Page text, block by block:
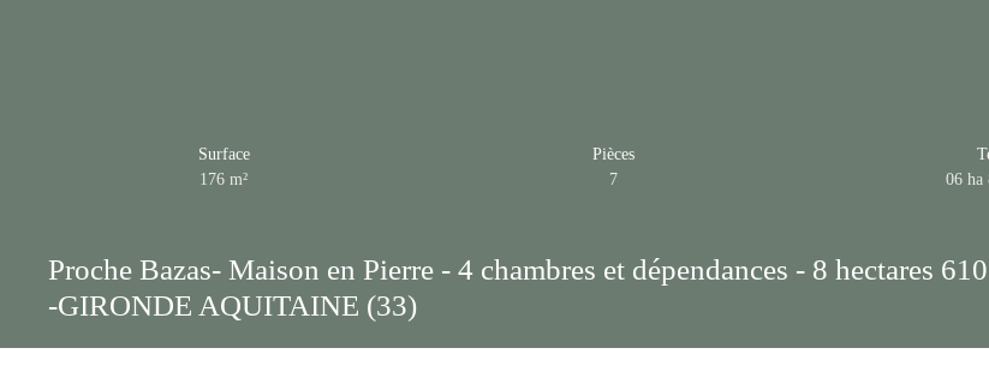
Surface
176m²
Pièces
7
06 ha
Proche Bazas- Maison en Pierre - 4 chambres et dépendances - 8 hectares
-GIRONDE AQUITAINE (33)